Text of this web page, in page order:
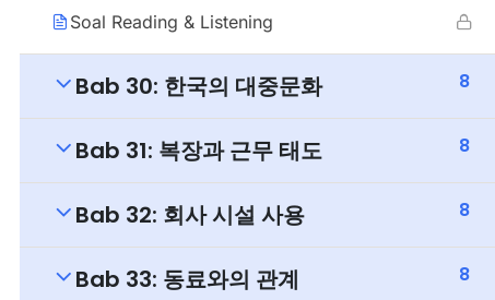
Soal Reading & Listening
Bab 30: 한국의 대중문화 8
Bab 31: 복장과 근무 태도 8
Bab 32: 회사 시설 사용 8
Bab 33: 동료와의 관계 8